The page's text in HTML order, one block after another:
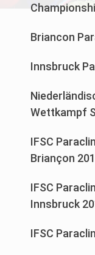
Briancon
Innsbruck
Wettkampf
IFSC
Briançon
IFSC
Innsbruck
IFSC